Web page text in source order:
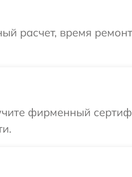
расчет, время
фирменный